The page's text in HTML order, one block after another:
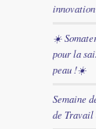
☀️
pour la
peau !☀️
Semaine
de Travail